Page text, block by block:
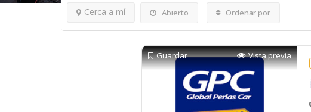
Abierto
Cerca a mí Ordenar por
Guardar Vista previa